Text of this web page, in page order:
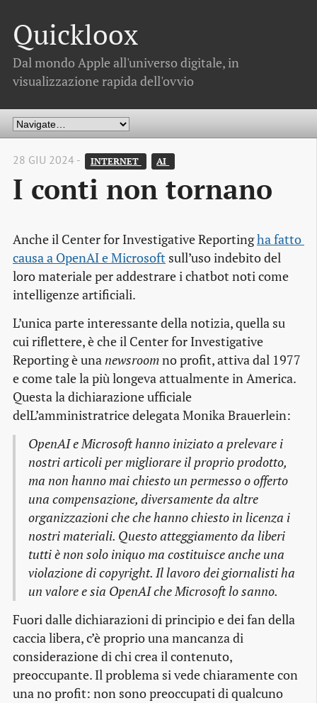
Quickloox
Dal mondo Apple all'universo digitale, in
visualizzazione rapida dell'ovvio
28 GIU 2024 - INTERNET AI
I conti non tornano
Anche il Center for Investigative Reportingha fatto
causa a OpenAI e Microsoft sull’uso indebito del
loro materiale per addestrare i chatbot noti come
intelligenze artificiali.
L’unica parte interessante della notizia, quella su
cui riflettere, è che il Center for Investigative
Reporting è unanewsroomno profit, attiva dal 1977
e come tale la più longeva attualmente in America.
Questa la dichiarazione ufficiale
delL’amministratrice delegata Monika Brauerlein:
OpenAI e Microsoft hanno iniziato a prelevare i
nostri articoli per migliorare il proprio prodotto,
ma non hanno mai chiesto un permesso o offerto
una compensazione, diversamente da altre
organizzazioni che che hanno chiesto in licenza i
nostri materiali. Questo atteggiamento da liberi
tutti è non solo iniquo ma costituisce anche una
violazione di copyright. Il lavoro dei giornalisti ha
un valore e sia OpenAI che Microsoft lo sanno.
Fuori dalle dichiarazioni di principio e dei fan della
caccia libera, c’è proprio una mancanza di
considerazione di chi crea il contenuto,
preoccupante. Il problema si vede chiaramente con
una no profit: non sono preoccupati di qualcuno